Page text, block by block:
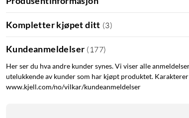
Kompletter kjøpet ditt (3)
Kundeanmeldelser ( 177)
Her ser du hva andre kunder synes. Vi viser alle
utelukkende av kunder som har kjøpt produktet.
www.kjell.com/no/vilkar/kundeanmeldelser